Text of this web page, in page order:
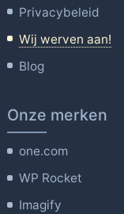
Privacybeleid
Wij werven aan!
Blog
Onze merken
one.com
WP Rocket
Imagify